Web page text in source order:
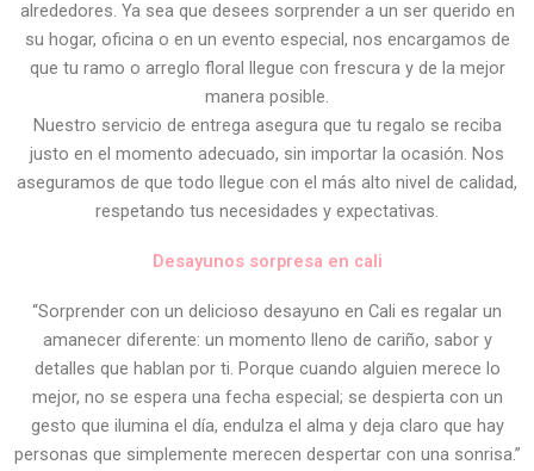
alrededores. Ya sea que desees sorprender a un ser querido en
su hogar, oficina o en un evento especial, nos encargamos de
que tu ramo o arreglo floral llegue con frescura y de la mejor
manera posible.
Nuestro servicio de entrega asegura que tu regalo se reciba
justo en el momento adecuado, sin importar la ocasión. Nos
aseguramos de que todo llegue con el más alto nivel de calidad,
respetando tus necesidades y expectativas.
Desayunos sorpresa en cali
“Sorprender con un delicioso desayuno en Cali es regalar un
amanecer diferente: un momento lleno de cariño, sabor y
detalles que hablan por ti. Porque cuando alguien merece lo
mejor, no se espera una fecha especial; se despierta con un
gesto que ilumina el día, endulza el alma y deja claro que hay
personas que simplemente merecen despertar con una sonrisa.”